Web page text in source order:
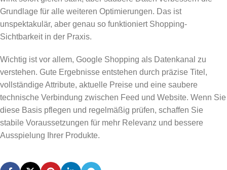
Grundlage für alle weiteren Optimierungen. Das ist
unspektakulär, aber genau so funktioniert Shopping-
Sichtbarkeit in der Praxis.
Wichtig ist vor allem, Google Shopping als Datenkanal zu
verstehen. Gute Ergebnisse entstehen durch präzise Titel,
vollständige Attribute, aktuelle Preise und eine saubere
technische Verbindung zwischen Feed und Website. Wenn Sie
diese Basis pflegen und regelmäßig prüfen, schaffen Sie
stabile Voraussetzungen für mehr Relevanz und bessere
Ausspielung Ihrer Produkte.